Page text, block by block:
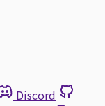
Discord